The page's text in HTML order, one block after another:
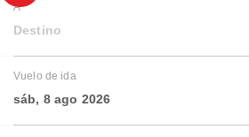
A
Destino
Vuelo de ida
sáb, 8 ago 2026